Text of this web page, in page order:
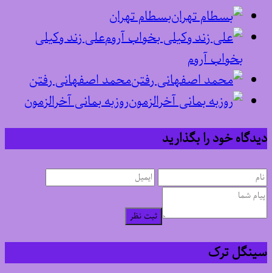
بسطام تهران
علی زند وکیلی
بخواب آروم
محمد اصفهانی رفتن
روزبه بمانی آخرالزمون
دیدگاه خود را بگذارید
ثبت نظر
سینگل ترک